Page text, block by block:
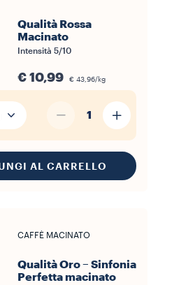
Qualità Rossa
Macinato
Intensità 5/10
€ 10,99 € 43,96/kg
1
AL CARRELLO
CAFFÈ MACINATO
Qualità Oro – Sinfonia
Perfetta macinato